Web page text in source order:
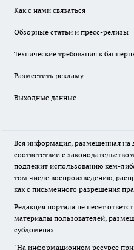
Как с нами связаться
Обзорные статьи и пресс-релизы
Технические требования к
Разместить рекламу
Выходные данные
Вся информация, размещенная на
соответствии с
подлежит использованию кем-
том числе воспроизведению,
как с письменного разрешения
Редакция портала не несет
материалы пользователей,
субдоменах.
"На информационном ресурсе